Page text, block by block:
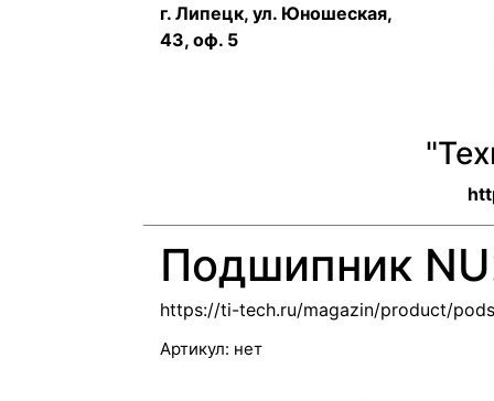
г. Липецк, ул. Юношеская,
43, оф. 5
Подшипник
https://ti-tech.ru/magazin/product/
Артикул: нет